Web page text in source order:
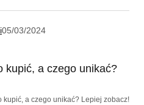
05/03/2024
kupić, a czego unikać? Lepiej zobacz!